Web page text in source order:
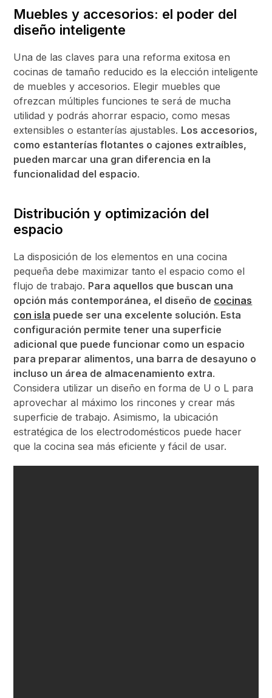
Muebles y accesorios: el poder del
diseño inteligente
Una de las claves para una reforma exitosa en
cocinas de tamaño reducido es la elección inteligente
de muebles y accesorios. Elegir muebles que
ofrezcan múltiples funciones te será de mucha
utilidad y podrás ahorrar espacio, como mesas
extensibles o estanterías ajustables. Los accesorios,
como estanterías flotantes o cajones extraíbles,
pueden marcar una gran diferencia en la
funcionalidad del espacio.
Distribución y optimización del
espacio
La disposición de los elementos en una cocina
pequeña debe maximizar tanto el espacio como el
flujo de trabajo. Para aquellos que buscan una
opción más contemporánea, el diseño de cocinas
con isla puede ser una excelente solución. Esta
configuración permite tener una superficie
adicional que puede funcionar como un espacio
para preparar alimentos, una barra de desayuno o
incluso un área de almacenamiento extra.
Considera utilizar un diseño en forma de U o L para
aprovechar al máximo los rincones y crear más
superficie de trabajo. Asimismo, la ubicación
estratégica de los electrodomésticos puede hacer
que la cocina sea más eficiente y fácil de usar.